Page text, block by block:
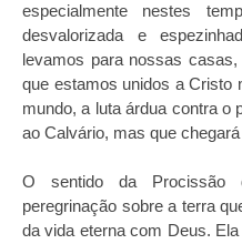
especialmente nestes
desvalorizada e
levamos para nossas
que estamos unidos a Cristo
mundo, a luta árdua contra o
ao Calvário, mas que
O sentido da
peregrinação sobre a terra
da vida eterna com Deus.